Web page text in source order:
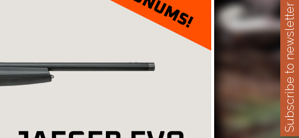
Subscribe to newsletter